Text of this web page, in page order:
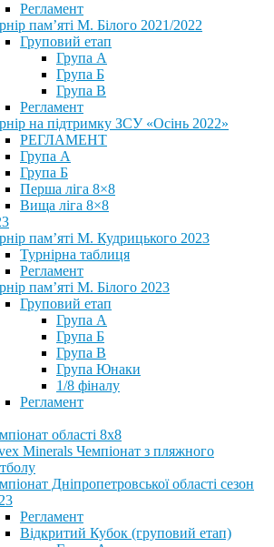
Регламент
пам’яті М. Білого 2021/2022
Груповий етап
Група А
Група Б
Група В
Регламент
на підтримку ЗСУ «Осінь 2022»
РЕГЛАМЕНТ
Група А
Група Б
Перша ліга 8×8
Вища ліга 8×8
пам’яті М. Кудрицького 2023
Турнірна таблиця
Регламент
пам’яті М. Білого 2023
Груповий етап
Група А
Група Б
Група В
Група Юнаки
1/8 фіналу
Регламент
області 8х8
Minerals Чемпіонат з пляжного
Дніпропетровської області сезон
Регламент
Відкритий Кубок (груповий етап)